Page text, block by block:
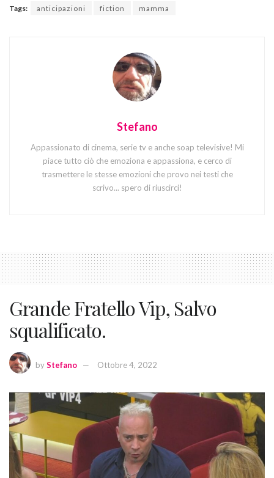
Tags: anticipazioni fiction mamma
Stefano
Appassionato di cinema, serie tv e anche soap televisive! Mi
piace tutto ciò che emoziona e appassiona, e cerco di
trasmettere le stesse emozioni che provo nei testi che
scrivo... spero di riuscirci!
Grande Fratello Vip, Salvo
squalificato.
byStefano Ottobre 4, 2022